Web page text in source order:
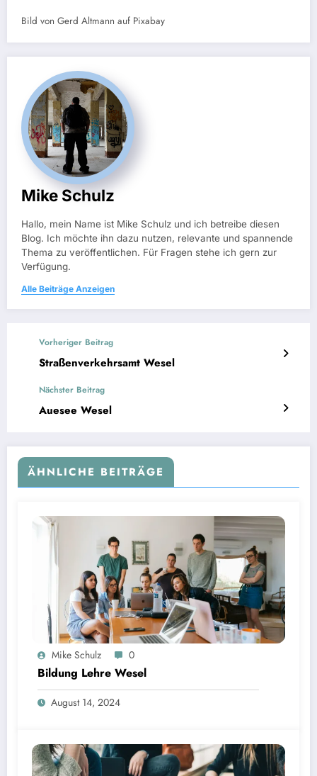
Bild von Gerd Altmann auf Pixabay
Mike Schulz
Hallo, mein Name ist Mike Schulz und ich betreibe diesen
Blog. Ich möchte ihn dazu nutzen, relevante und spannende
Thema zu veröffentlichen. Für Fragen stehe ich gern zur
Verfügung.
Alle Beiträge Anzeigen
Vorheriger Beitrag
Straßenverkehrsamt Wesel
Nächster Beitrag
Auesee Wesel
ÄHNLICHE BEITRÄGE
Mike Schulz 0
Bildung Lehre Wesel
August 14, 2024